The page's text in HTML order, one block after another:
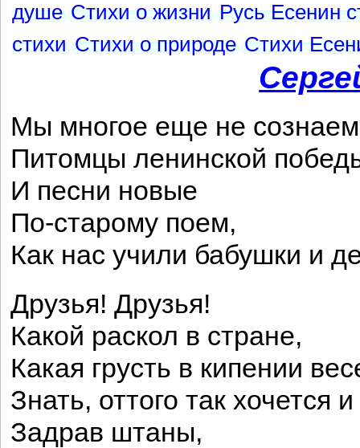
душе Стихи о жизни Русь Есенин
стихи Стихи о природе Стихи
Мы многое еще не
Питомцы ленинской
И песни новые
По-старому поем,
Как нас учили бабушки и
Друзья! Друзья!
Какой раскол в стране,
Какая грусть в кипении
Знать, оттого так хочется
Задрав штаны,